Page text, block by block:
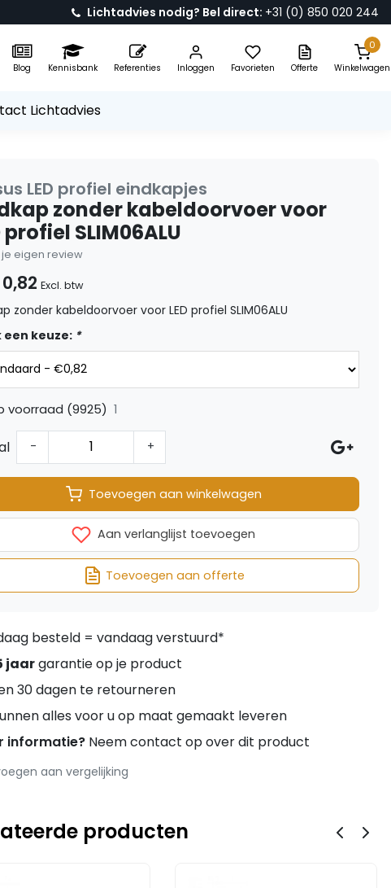
Lichtadvies nodig? Bel direct: +31 (0) 850 020 244
Blog Kennisbank Referenties Inloggen Favorieten Offerte
0
Winkelwagen
Lichtadvies
LED profiel eindkapjes
zonder kabeldoorvoer voor
profiel SLIM06ALU
je eigen review
0,82 Excl. btw
zonder kabeldoorvoer voor LED profiel SLIM06ALU
een keuze: *
voorraad (9925) 1
- +
Toevoegen aan winkelwagen
Aan verlanglijst toevoegen
Toevoegen aan offerte
besteld = vandaag verstuurd*
jaargarantie op je product
30 dagen te retourneren
alles voor u op maat gemaakt leveren
informatie? Neem contact op over dit product
aan vergelijking
producten